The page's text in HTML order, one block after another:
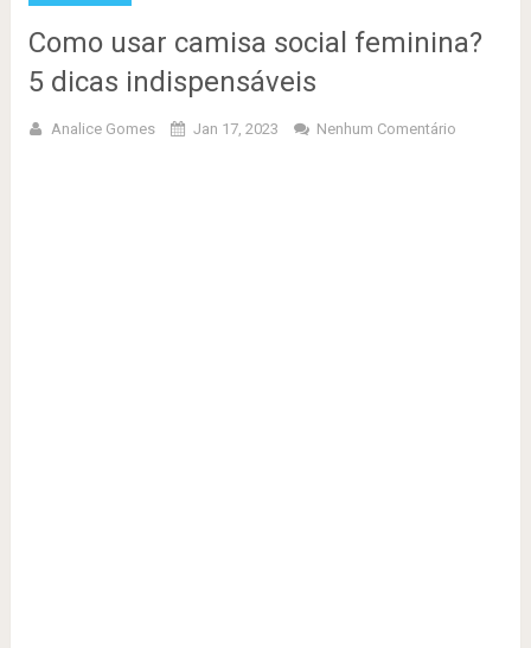
Como usar camisa social feminina?
5 dicas indispensáveis
Analice Gomes Jan 17, 2023 Nenhum Comentário